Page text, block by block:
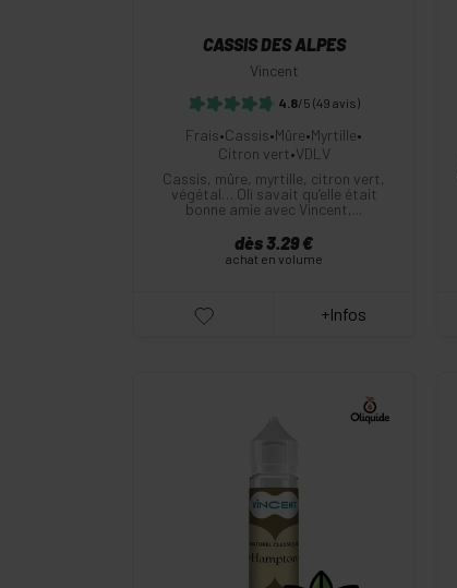
CASSIS DES ALPES
Vincent
4.8/5 (49 avis)
Frais•Cassis•Mûre•Myrtille•
Citron vert•VDLV
Cassis, mûre, myrtille, citron vert,
végétal… Oli savait qu’elle était
bonne amie avec Vincent,...
dès 3.29 €
achat en volume
+Infos
Commander